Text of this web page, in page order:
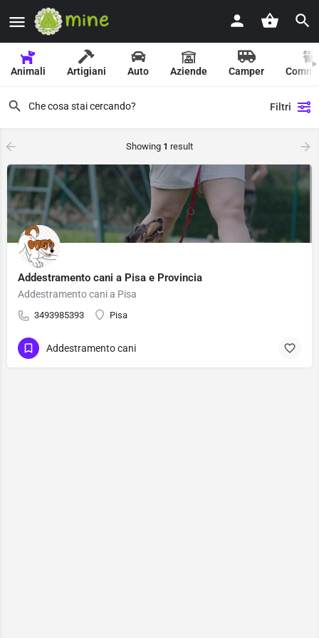
Animali Artigiani Auto Aziende Camper
Filtri
Showing 1 result
Addestramento cani a Pisa e Provincia
Addestramento cani a Pisa
3493985393 Pisa
Addestramento cani